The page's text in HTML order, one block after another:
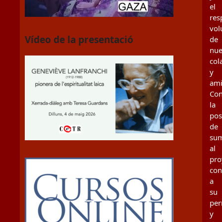
Vídeo de la presentació
el
de
y
la
de
al
a
su
y